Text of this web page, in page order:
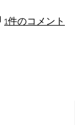
1件のコメント